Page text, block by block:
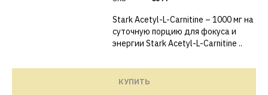
Stark Acetyl-L-Carnitine – 1000 мг на
суточную порцию для фокуса и
энергии Stark Acetyl-L-Carnitine ..
КУПИТЬ